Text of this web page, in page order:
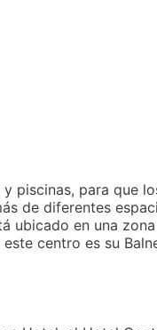
piscinas, para que
de diferentes
ubicado en una
centro es su